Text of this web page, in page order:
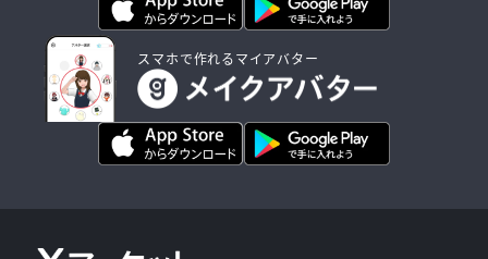
スマホで作れるマイアバター